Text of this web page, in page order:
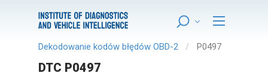
Dekodowanie kodów błędów OBD-2 P0497
DTC P0497